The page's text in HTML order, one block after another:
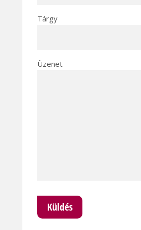
Tárgy
Üzenet